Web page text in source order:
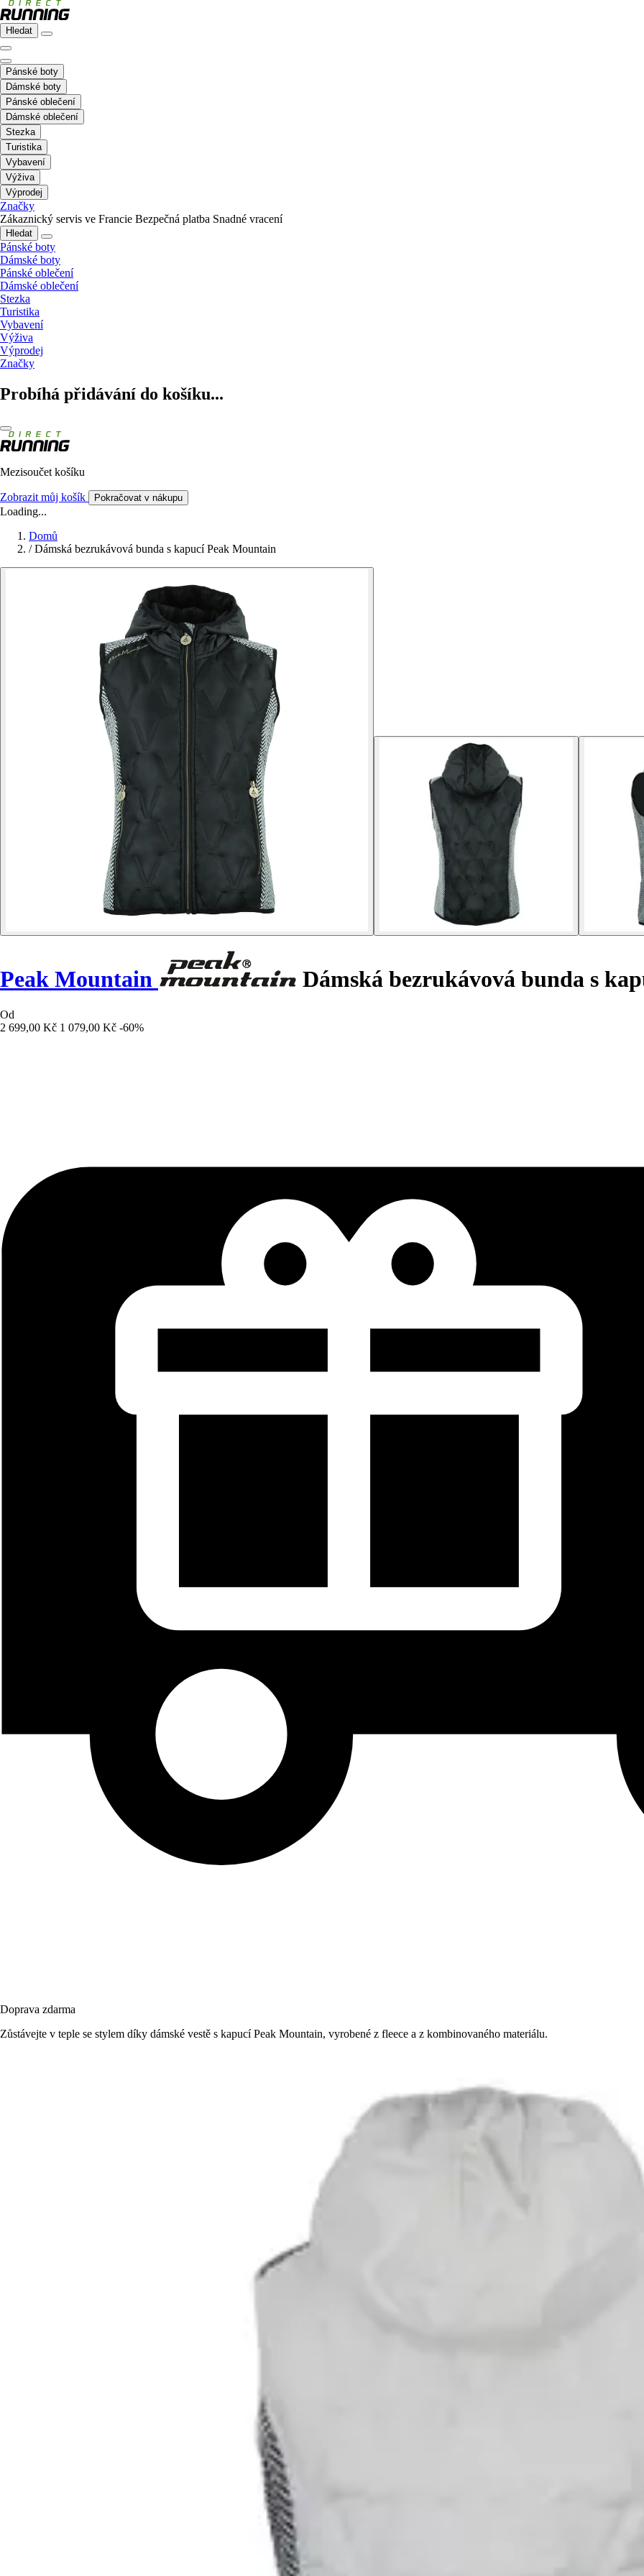
Hledat
Pánské boty
Dámské boty
Pánské oblečení
Dámské oblečení
Stezka
Turistika
Vybavení
Výživa
Výprodej
Značky
Zákaznický servis ve Francie Bezpečná platba Snadné vracení
Hledat
Pánské boty
Dámské boty
Pánské oblečení
Dámské oblečení
Stezka
Turistika
Vybavení
Výživa
Výprodej
Značky
Probíhá přidávání do košíku...
Mezisoučet košíku
Zobrazit můj košík Pokračovat v nákupu
Loading...
Domů
/ Dámská bezrukávová bunda s kapucí Peak Mountain
Peak Mountain Dámská bezrukávová bunda s
Od
2 699,00 Kč 1 079,00 Kč -60%
Doprava zdarma
Zůstávejte v teple se stylem díky dámské vestě s kapucí Peak Mountain, vyrobené z fleece a z kombinovaného materiálu.